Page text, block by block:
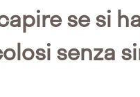
se si
senza